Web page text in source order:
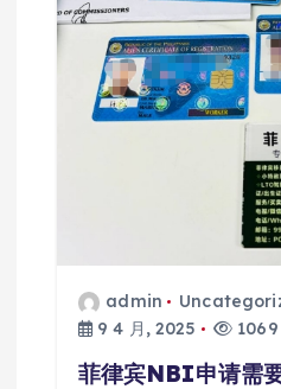
admin
9 4 月, 2025
1069
菲律宾NBI申请需